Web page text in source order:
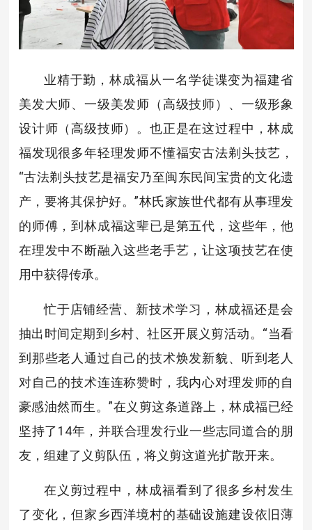
业精于勤，林成福从一名学徒谍变为福建省
美发大师、一级美发师（高级技师）、一级形象
设计师（高级技师）。也正是在这过程中，林成
福发现很多年轻理发师不懂福安古法剃头技艺，
“古法剃头技艺是福安乃至闽东民间宝贵的文化遗
产，要将其保护好。”林氏家族世代都有从事理发
的师傅，到林成福这辈已是第五代，这些年，他
在理发中不断融入这些老手艺，让这项技艺在使
用中获得传承。
忙于店铺经营、新技术学习，林成福还是会
抽出时间定期到乡村、社区开展义剪活动。“当看
到那些老人通过自己的技术焕发新貌、听到老人
对自己的技术连连称赞时，我内心对理发师的自
豪感油然而生。”在义剪这条道路上，林成福已经
坚持了14年，并联合理发行业一些志同道合的朋
友，组建了义剪队伍，将义剪这道光扩散开来。
在义剪过程中，林成福看到了很多乡村发生
了变化，但家乡西洋境村的基础设施建设依旧薄